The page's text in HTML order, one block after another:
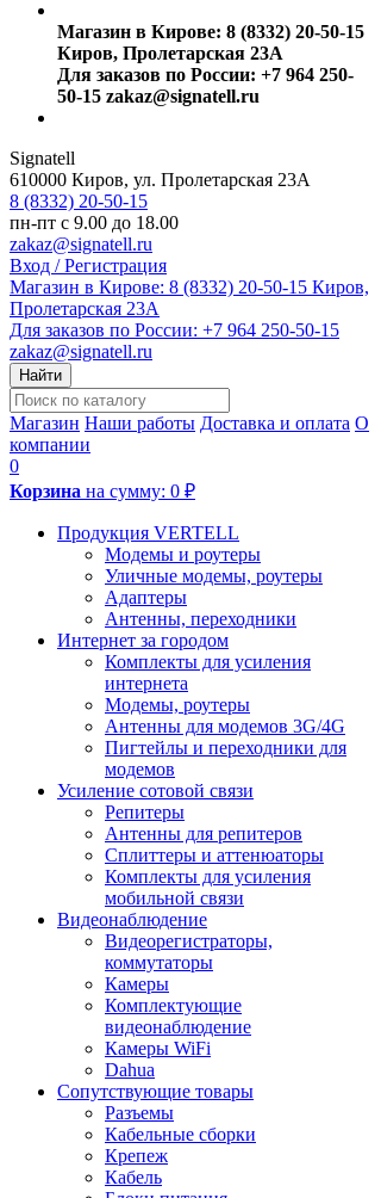
Магазин в Кирове: 8 (8332) 20-50-15
Киров, Пролетарская 23А
Для заказов по России: +7 964 250-
50-15 zakaz@signatell.ru
Signatell
610000 Киров, ул. Пролетарская 23А
8 (8332) 20-50-15
пн-пт с 9.00 до 18.00
zakaz@signatell.ru
Вход / Регистрация
Магазин в Кирове: 8 (8332) 20-50-15 Киров,
Пролетарская 23А
Для заказов по России: +7 964 250-50-15
zakaz@signatell.ru
Найти
Магазин Наши работы Доставка и оплата О
компании
0
Корзина на сумму: 0 ₽
Продукция VERTELL
Модемы и роутеры
Уличные модемы, роутеры
Адаптеры
Антенны, переходники
Интернет за городом
Комплекты для усиления
интернета
Модемы, роутеры
Антенны для модемов 3G/4G
Пигтейлы и переходники для
модемов
Усиление сотовой связи
Репитеры
Антенны для репитеров
Сплиттеры и аттенюаторы
Комплекты для усиления
мобильной связи
Видеонаблюдение
Видеорегистраторы,
коммутаторы
Камеры
Комплектующие
видеонаблюдение
Камеры WiFi
Dahua
Сопутствующие товары
Разъемы
Кабельные сборки
Крепеж
Кабель